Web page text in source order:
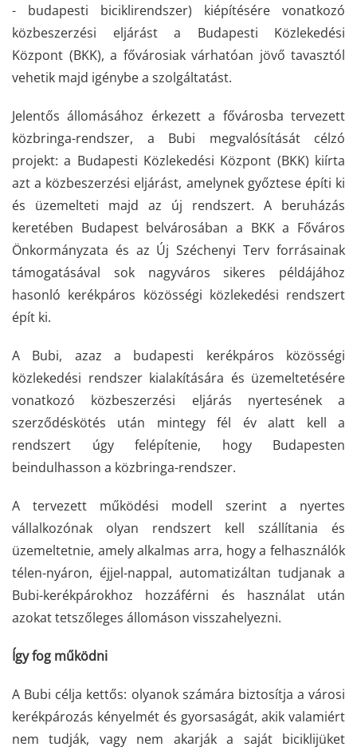
- budapesti biciklirendszer) kiépítésére vonatkozó
közbeszerzési eljárást a Budapesti Közlekedési
Központ (BKK), a fővárosiak várhatóan jövő tavasztól
vehetik majd igénybe a szolgáltatást.
Jelentős állomásához érkezett a fővárosba tervezett
közbringa-rendszer, a Bubi megvalósítását célzó
projekt: a Budapesti Közlekedési Központ (BKK) kiírta
azt a közbeszerzési eljárást, amelynek győztese építi ki
és üzemelteti majd az új rendszert. A beruházás
keretében Budapest belvárosában a BKK a Főváros
Önkormányzata és az Új Széchenyi Terv forrásainak
támogatásával sok nagyváros sikeres példájához
hasonló kerékpáros közösségi közlekedési rendszert
épít ki.
A Bubi, azaz a budapesti kerékpáros közösségi
közlekedési rendszer kialakítására és üzemeltetésére
vonatkozó közbeszerzési eljárás nyertesének a
szerződéskötés után mintegy fél év alatt kell a
rendszert úgy felépítenie, hogy Budapesten
beindulhasson a közbringa-rendszer.
A tervezett működési modell szerint a nyertes
vállalkozónak olyan rendszert kell szállítania és
üzemeltetnie, amely alkalmas arra, hogy a felhasználók
télen-nyáron, éjjel-nappal, automatizáltan tudjanak a
Bubi-kerékpárokhoz hozzáférni és használat után
azokat tetszőleges állomáson visszahelyezni.
Így fog működni
A Bubi célja kettős: olyanok számára biztosítja a városi
kerékpározás kényelmét és gyorsaságát, akik valamiért
nem tudják, vagy nem akarják a saját biciklijüket